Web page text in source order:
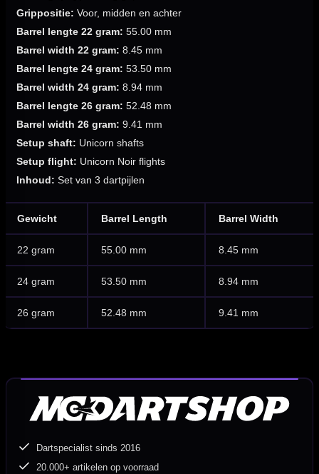
Grippositie: Voor, midden en achter
Barrel lengte 22 gram: 55.00 mm
Barrel width 22 gram: 8.45 mm
Barrel lengte 24 gram: 53.50 mm
Barrel width 24 gram: 8.94 mm
Barrel lengte 26 gram: 52.48 mm
Barrel width 26 gram: 9.41 mm
Setup shaft: Unicorn shafts
Setup flight: Unicorn Noir flights
Inhoud: Set van 3 dartpijlen
Gewicht Barrel Length Barrel Width
22 gram 55.00 mm 8.45 mm
24 gram 53.50 mm 8.94 mm
26 gram 52.48 mm 9.41 mm
Dartspecialist sinds 2016
20.000+ artikelen op voorraad